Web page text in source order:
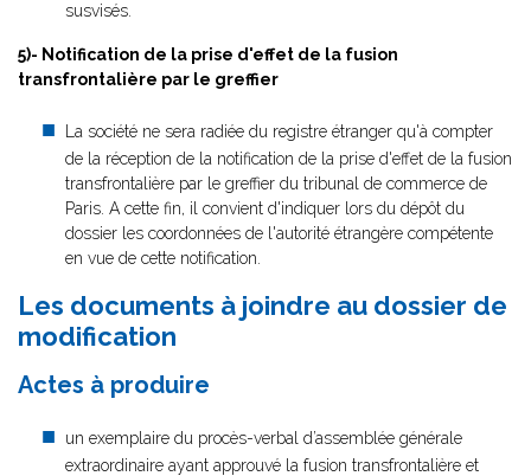
susvisés.
5)- Notification de la prise d'effet de la fusion
transfrontalière par le greffier
La société ne sera radiée du registre étranger qu'à compter
de la réception de la notification de la prise d'effet de la fusion
transfrontalière par le greffier du tribunal de commerce de
Paris. A cette fin, il convient d'indiquer lors du dépôt du
dossier les coordonnées de l'autorité étrangère compétente
en vue de cette notification.
Les documents à joindre au dossier de
modification
Actes à produire
un exemplaire du procès-verbal d’assemblée générale
extraordinaire ayant approuvé la fusion transfrontalière et